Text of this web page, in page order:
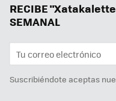
RECIBE
SEMANAL
Suscribiéndote aceptas